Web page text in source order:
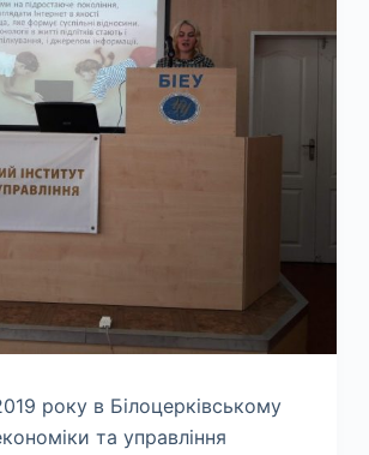
року в Білоцерківському
та управління